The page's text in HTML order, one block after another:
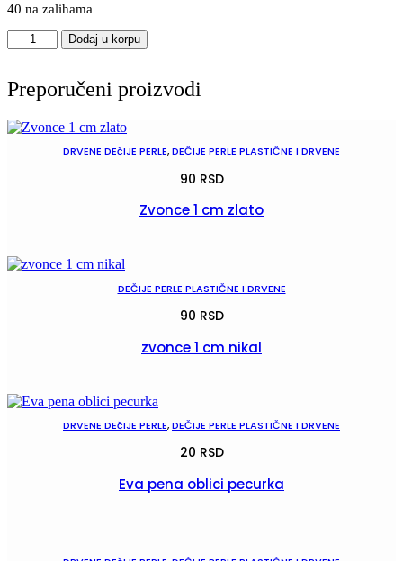
40 na zalihama
Decija
perla
10
mm
količina
Dodaj u korpu
Preporučeni proizvodi
DRVENE DEčIJE PERLE,DEČIJE PERLE PLASTIČNE I DRVENE
90 RSD
Zvonce 1 cm zlato
DEČIJE PERLE PLASTIČNE I DRVENE
90 RSD
zvonce 1 cm nikal
DRVENE DEčIJE PERLE,DEČIJE PERLE PLASTIČNE I DRVENE
20 RSD
Eva pena oblici pecurka